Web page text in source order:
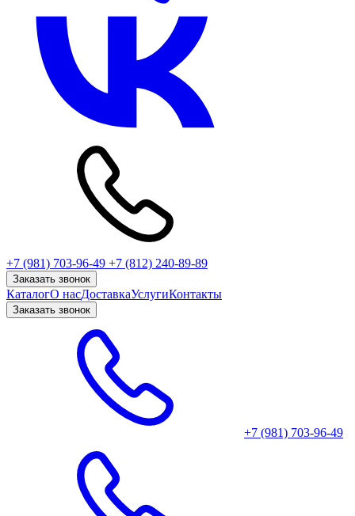
+7 (981) 703-96-49 +7 (812) 240-89-89
Заказать звонок
КаталогО насДоставкаУслугиКонтакты
Заказать звонок
+7 (981) 703-96-49